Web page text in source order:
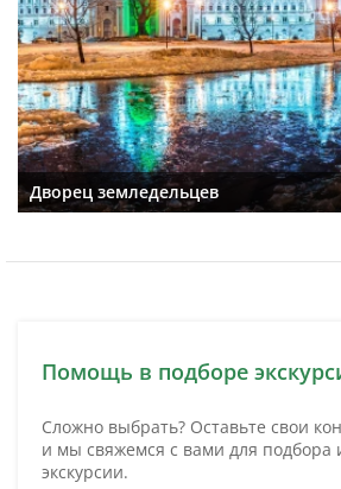
Дворец земледельцев
Помощь в подборе
Сложно выбрать? Оставьте свои
и мы свяжемся с вами для подбора
экскурсии.